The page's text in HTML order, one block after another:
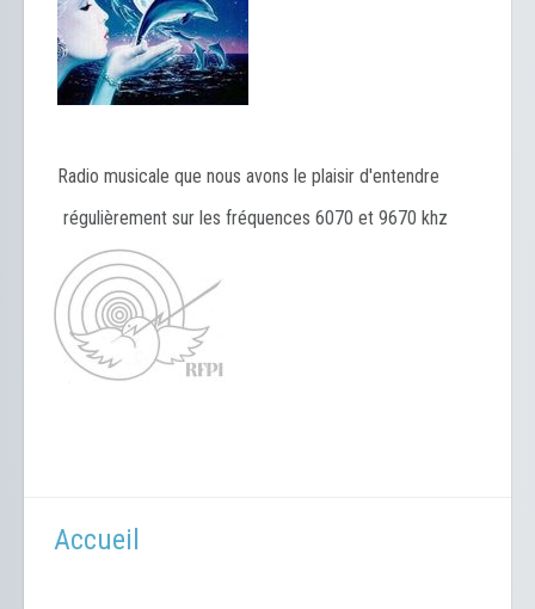
Radio musicale que nous avons le plaisir d'entendre
régulièrement sur les fréquences 6070 et 9670 khz
Accueil